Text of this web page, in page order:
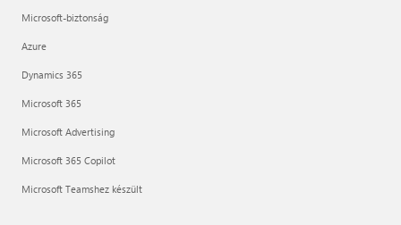
Microsoft-biztonság
Azure
Dynamics 365
Microsoft 365
Microsoft Advertising
Microsoft 365 Copilot
Microsoft Teamshez készült